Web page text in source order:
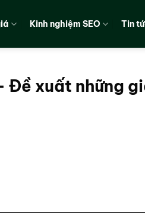
Kinh nghiệm SEO Tin
Đề xuất những